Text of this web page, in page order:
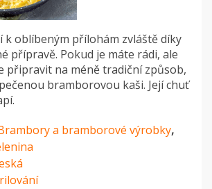
k oblíbeným přílohám zvláště díky
přípravě. Pokud je máte rádi, ale
připravit na méně tradiční způsob,
bramborovou kaši. Její chuť
a bramborové výrobky,